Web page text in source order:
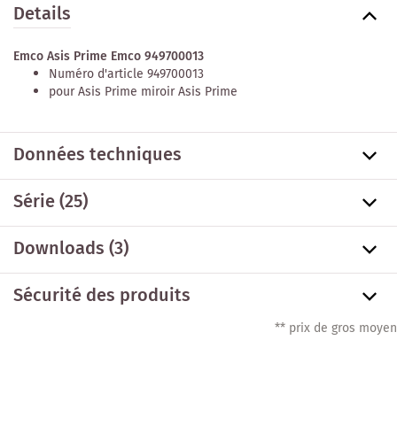
Details
Emco Asis Prime Emco 949700013
Numéro d'article 949700013
pour Asis Prime miroir Asis Prime
Données techniques
Série(25)
Downloads (3)
Sécurité des produits
** prix de gros moyen